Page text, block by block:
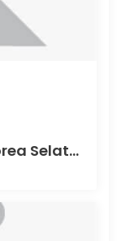
Perkembangan Ekonomi Korea Selatan di Tengah Ketegangan Global